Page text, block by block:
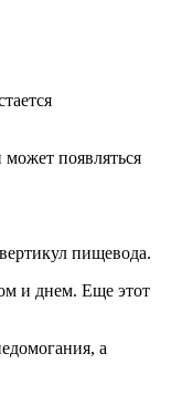
появляться
пищевода.
и днем. Еще этот
а